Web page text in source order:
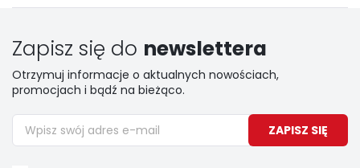
Zapisz się do newslettera
Otrzymuj informacje o aktualnych nowościach,
promocjach i bądź na bieżąco.
ZAPISZ SIĘ